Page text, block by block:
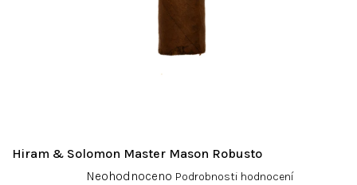
Hiram & Solomon Master Mason Robusto
Průměrné
Neohodnoceno Podrobnosti hodnocení